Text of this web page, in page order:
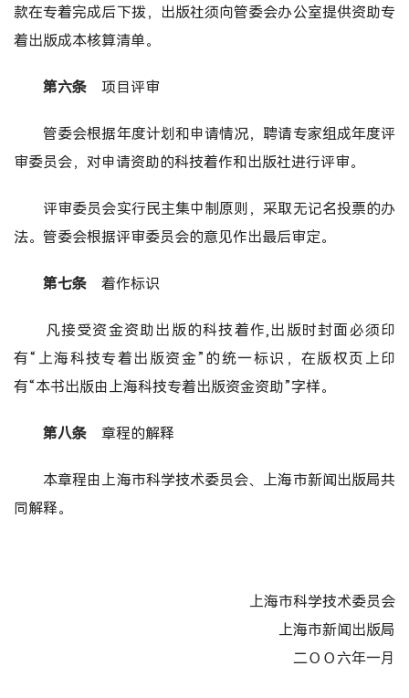
款在专着完成后下拨，出版社须向管委会办公室提供资助专
着出版成本核算清单。
第六条 项目评审
管委会根据年度计划和申请情况，聘请专家组成年度评
审委员会，对申请资助的科技着作和出版社进行评审。
评审委员会实行民主集中制原则，采取无记名投票的办
法。管委会根据评审委员会的意见作出最后审定。
第七条 着作标识
凡接受资金资助出版的科技着作,出版时封面必须印
有“上海科技专着出版资金”的统一标识，在版权页上印
有“本书出版由上海科技专着出版资金资助”字样。
第八条 章程的解释
本章程由上海市科学技术委员会、上海市新闻出版局共
同解释。
上海市科学技术委员会
上海市新闻出版局
二ＯＯ六年一月